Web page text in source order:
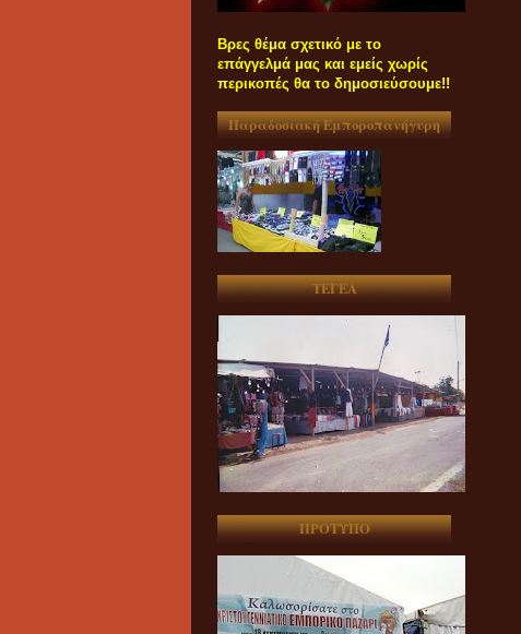
Βρες θέμα σχετικό με το
επάγγελμά μας και εμείς χωρίς
περικοπές θα το δημοσιεύσουμε!!
Παραδοσιακή Εμποροπανήγυρη
ΤΕΓΕΑ
ΠΡΟΤΥΠΟ